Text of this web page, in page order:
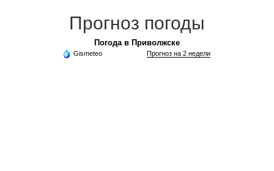
Прогноз погоды
Погода в Приволжске
Gismeteo Прогноз на 2 недели